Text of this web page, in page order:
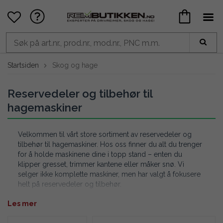
Startsiden Skog og hage
Reservedeler og tilbehør til
hagemaskiner
Velkommen til vårt store sortiment av reservedeler og
tilbehør til hagemaskiner. Hos oss finner du alt du trenger
for å holde maskinene dine i topp stand – enten du
klipper gresset, trimmer kantene eller måker snø. Vi
selger ikke komplette maskiner, men har valgt å fokusere
helt på reservedeler og tilbehør.
I vårt sortiment finner du blant annet
Les mer